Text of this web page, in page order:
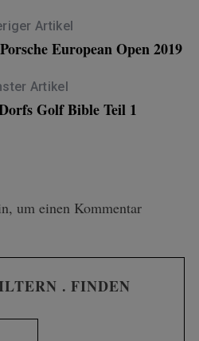
Artikel
European Open 2019
Artikel
Golf Bible Teil 1
um einen Kommentar
. FINDEN